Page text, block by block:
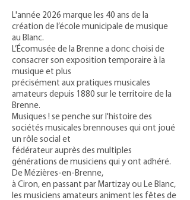
L'année 2026 marque les 40 ans de la
création de l’école municipale de musique
au Blanc.
L’Écomusée de la Brenne a donc choisi de
consacrer son exposition temporaire à la
musique et plus
précisément aux pratiques musicales
amateurs depuis 1880 sur le territoire de la
Brenne.
Musiques ! se penche sur l'histoire des
sociétés musicales brennouses qui ont joué
un rôle social et
fédérateur auprès des multiples
générations de musiciens qui y ont adhéré.
De Mézières-en-Brenne,
à Ciron, en passant par Martizay ou Le Blanc,
les musiciens amateurs animent les fêtes de